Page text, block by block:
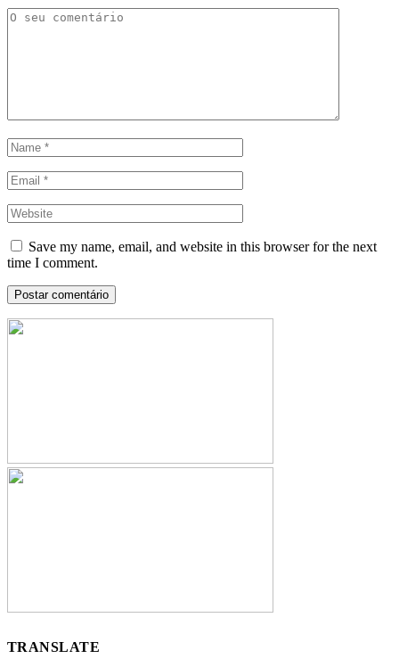
Save my name, email, and website in this browser for the next
time I comment.
TRANSLATE